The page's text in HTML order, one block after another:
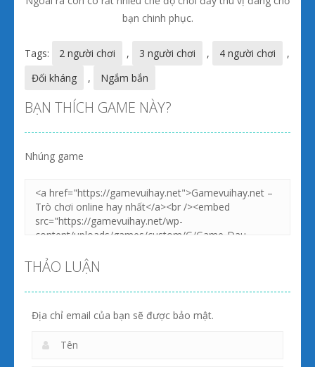
bạn chinh phục.
Tags: 2 người chơi , 3 người chơi , 4 người chơi
,
Đối kháng
, Ngắm bắn
BẠN THÍCH GAME NÀY?
Nhúng game
THẢO LUẬN
Địa chỉ email của bạn sẽ được bảo mật.